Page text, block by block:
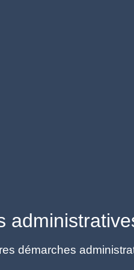
démarches